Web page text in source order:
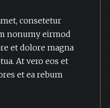
consetetur
nonumy eirmod
et dolore magna
At vero eos et
et ea rebum
exercitationem
modi
rerum sapiente
ipsum dolor sit
elit. Amet aut,
ea eum, ex